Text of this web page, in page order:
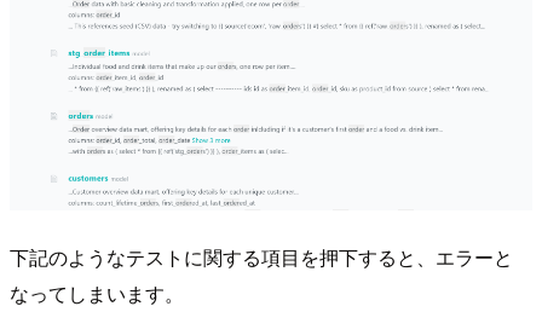
下記のようなテストに関する項目を押下すると、エラーと
なってしまいます。